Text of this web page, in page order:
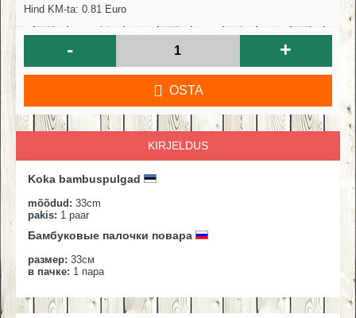
Hind KM-ta: 0.81 Euro
- +
OSTA
KIRJELDUS
Koka bambuspulgad
mõõdud: 33cm
pakis: 1 paar
Бамбуковые палочки повара
размер: 33см
в пачке: 1 пара